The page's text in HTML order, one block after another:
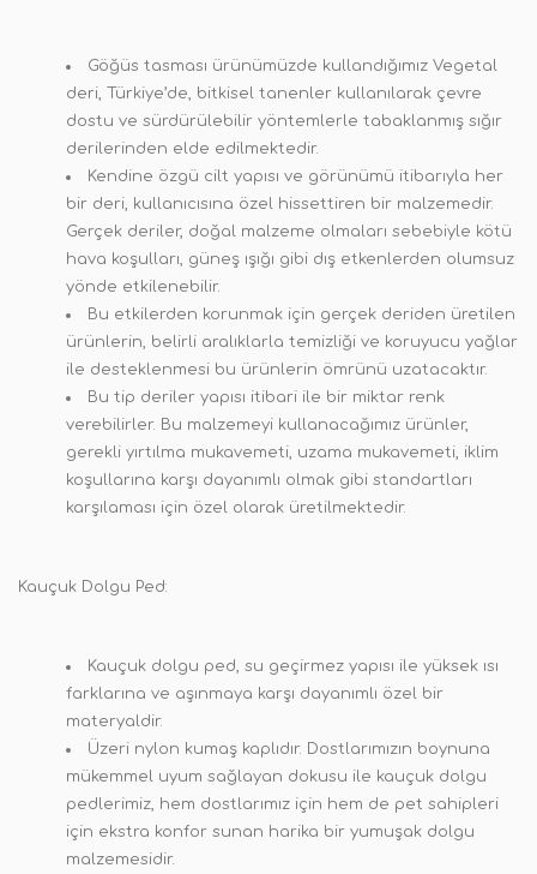
Göğüs tasması ürünümüzde kullandığımız Vegetal
deri, Türkiye’de, bitkisel tanenler kullanılarak çevre
dostu ve sürdürülebilir yöntemlerle tabaklanmış sığır
derilerinden elde edilmektedir.
Kendine özgü cilt yapısı ve görünümü itibarıyla her
bir deri, kullanıcısına özel hissettiren bir malzemedir.
Gerçek deriler, doğal malzeme olmaları sebebiyle kötü
hava koşulları, güneş ışığı gibi dış etkenlerden olumsuz
yönde etkilenebilir.
Bu etkilerden korunmak için gerçek deriden üretilen
ürünlerin, belirli aralıklarla temizliği ve koruyucu yağlar
ile desteklenmesi bu ürünlerin ömrünü uzatacaktır.
Bu tip deriler yapısı itibari ile bir miktar renk
verebilirler. Bu malzemeyi kullanacağımız ürünler,
gerekli yırtılma mukavemeti, uzama mukavemeti, iklim
koşullarına karşı dayanımlı olmak gibi standartları
karşılaması için özel olarak üretilmektedir.
Kauçuk Dolgu Ped:
Kauçuk dolgu ped, su geçirmez yapısı ile yüksek ısı
farklarına ve aşınmaya karşı dayanımlı özel bir
materyaldir.
Üzeri nylon kumaş kaplıdır. Dostlarımızın boynuna
mükemmel uyum sağlayan dokusu ile kauçuk dolgu
pedlerimiz, hem dostlarımız için hem de pet sahipleri
için ekstra konfor sunan harika bir yumuşak dolgu
malzemesidir.